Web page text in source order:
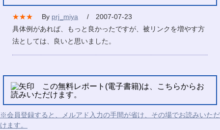
★★★ By prj_miya
/ 2007-07-23
具体例があれば、もっと良かったですが、被リンクを増やす方
法としては、良いと思いました。
この無料レポート(電子書籍)は、こちらからお
読みいただけます。
※会員登録すると、メルアド入力の手間が省け、その場でお読みいただ
けます。